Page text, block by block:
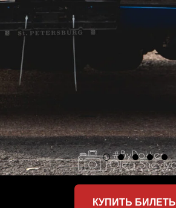
КУПИТЬ БИЛЕТЫ